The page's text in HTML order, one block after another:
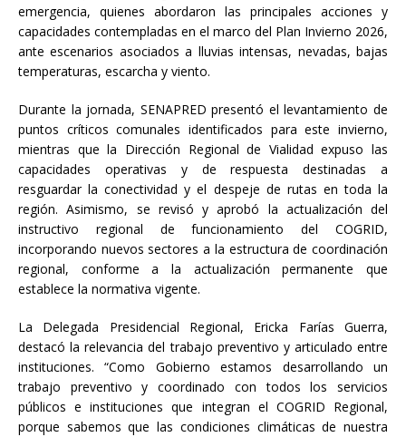
emergencia, quienes abordaron las principales acciones y
capacidades contempladas en el marco del Plan Invierno 2026,
ante escenarios asociados a lluvias intensas, nevadas, bajas
temperaturas, escarcha y viento.
Durante la jornada, SENAPRED presentó el levantamiento de
puntos críticos comunales identificados para este invierno,
mientras que la Dirección Regional de Vialidad expuso las
capacidades operativas y de respuesta destinadas a
resguardar la conectividad y el despeje de rutas en toda la
región. Asimismo, se revisó y aprobó la actualización del
instructivo regional de funcionamiento del COGRID,
incorporando nuevos sectores a la estructura de coordinación
regional, conforme a la actualización permanente que
establece la normativa vigente.
La Delegada Presidencial Regional, Ericka Farías Guerra,
destacó la relevancia del trabajo preventivo y articulado entre
instituciones. “Como Gobierno estamos desarrollando un
trabajo preventivo y coordinado con todos los servicios
públicos e instituciones que integran el COGRID Regional,
porque sabemos que las condiciones climáticas de nuestra